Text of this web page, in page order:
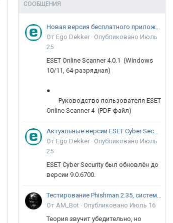
СООБЩЕНИЯ
Новая версия бесплатного приложения ESET Online Scanner доступна пользователям
От Ego Dekker · Опубликовано Июль
25
ESET Online Scanner 4.0.1 (Windows
10/11, 64-разрядная)
●
Руководство пользователя ESET
Online Scanner 4 (PDF-файл)
Актуальные версии ESET Cyber Security 9
От Ego Dekker · Опубликовано Июль
25
ESET Cyber Security был обновлён до
версии 9.0.6700.
Тестирование Phishman 2.35, системы повышения осведомлённости пользователей в сфере ИБ
От AM_Bot · Опубликовано Июль 16
Теория звучит убедительно, но